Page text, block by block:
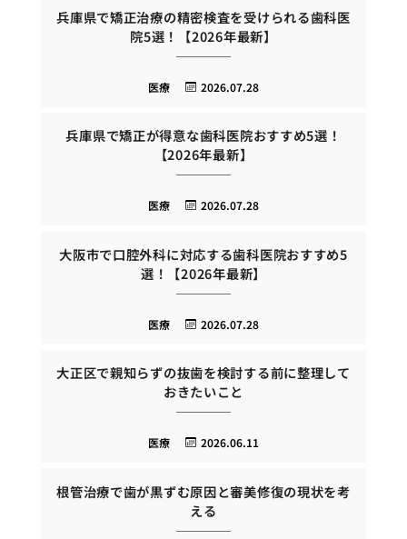
兵庫県で矯正治療の精密検査を受けられる歯科医
院5選！【2026年最新】
2026.07.28
医療
兵庫県で矯正が得意な歯科医院おすすめ5選！
【2026年最新】
2026.07.28
医療
大阪市で口腔外科に対応する歯科医院おすすめ5
選！【2026年最新】
2026.07.28
医療
大正区で親知らずの抜歯を検討する前に整理して
おきたいこと
2026.06.11
医療
根管治療で歯が黒ずむ原因と審美修復の現状を考
える